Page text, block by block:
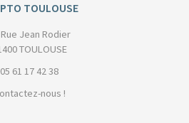
TOULOUSE
Jean Rodier
TOULOUSE
05 61 17 42 38
nous !